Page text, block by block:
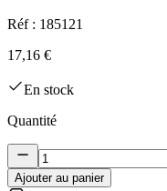
Réf : 185121
17,16 €
En stock
Quantité
Ajouter au panier